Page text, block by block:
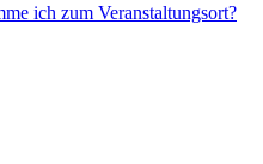
ich zum Veranstaltungsort?